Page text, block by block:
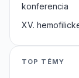
konferencia
XV.
TOP TÉMY